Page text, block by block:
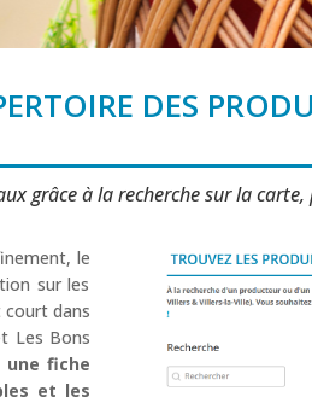
DES
grâce à la recherche sur la
le
sur les
dans
Les Bons
une fiche
et les